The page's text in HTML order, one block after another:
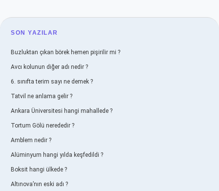
SIDEBAR
SON YAZILAR
Buzluktan çıkan börek hemen pişirilir mi ?
Avcı kolunun diğer adı nedir ?
6. sınıfta terim sayı ne demek ?
Tatvil ne anlama gelir ?
Ankara Üniversitesi hangi mahallede ?
Tortum Gölü nerededir ?
Amblem nedir ?
Alüminyum hangi yılda keşfedildi ?
Boksit hangi ülkede ?
Altınova’nın eski adı ?